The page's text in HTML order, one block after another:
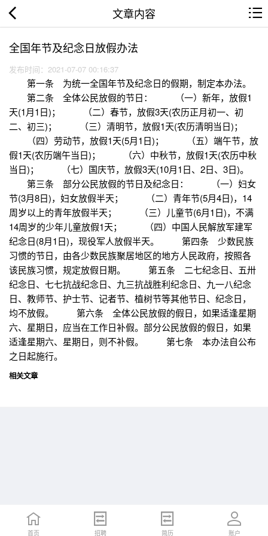
文章内容
全国年节及纪念日放假办法
发布时间：2021-07-07 00:16:37
第一条 为统一全国年节及纪念日的假期，制定本办法。
第二条 全体公民放假的节日： （一）新年，放假1
天(1月1日)； （二）春节，放假3天(农历正月初一、初
二、初三)； （三）清明节，放假1天(农历清明当日)；
（四）劳动节，放假1天(5月1日)； （五）端午节，放
假1天(农历端午当日)； （六）中秋节，放假1天(农历中秋
当日)； （七）国庆节，放假3天(10月1日、2日、3日)。
第三条 部分公民放假的节日及纪念日： （一）妇女
节(3月8日)，妇女放假半天； （二）青年节(5月4日)，14
周岁以上的青年放假半天； （三）儿童节(6月1日)，不满
14周岁的少年儿童放假1天； （四）中国人民解放军建军
纪念日(8月1日)，现役军人放假半天。 第四条 少数民族
习惯的节日，由各少数民族聚居地区的地方人民政府，按照各
该民族习惯，规定放假日期。 第五条 二七纪念日、五卅
纪念日、七七抗战纪念日、九三抗战胜利纪念日、九一八纪念
日、教师节、护士节、记者节、植树节等其他节日、纪念日，
均不放假。 第六条 全体公民放假的假日，如果适逢星期
六、星期日，应当在工作日补假。部分公民放假的假日，如果
适逢星期六、星期日，则不补假。 第七条 本办法自公布
之日起施行。
相关文章
首页 招聘 简历 账户
首页 招聘 简历 账户